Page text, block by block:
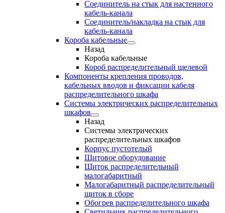
Соединитель на стык для настенного
кабель-канала
Соединитель/накладка на стык для
кабель-канала
Короба кабельные
Назад
Короба кабельные
Короб распределительный щелевой
Компоненты крепления проводов,
кабельных вводов и фиксации кабеля
распределительного шкафа
Системы электрических распределительных
шкафов
Назад
Системы электрических
распределительных шкафов
Корпус пустотелый
Щитовое оборудование
Щиток распределительный
малогабаритный
Малогабаритный распределительный
щиток в сборе
Обогрев распределительного шкафа